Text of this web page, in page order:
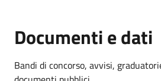
Documenti e dati
Bandi di concorso, avvisi,